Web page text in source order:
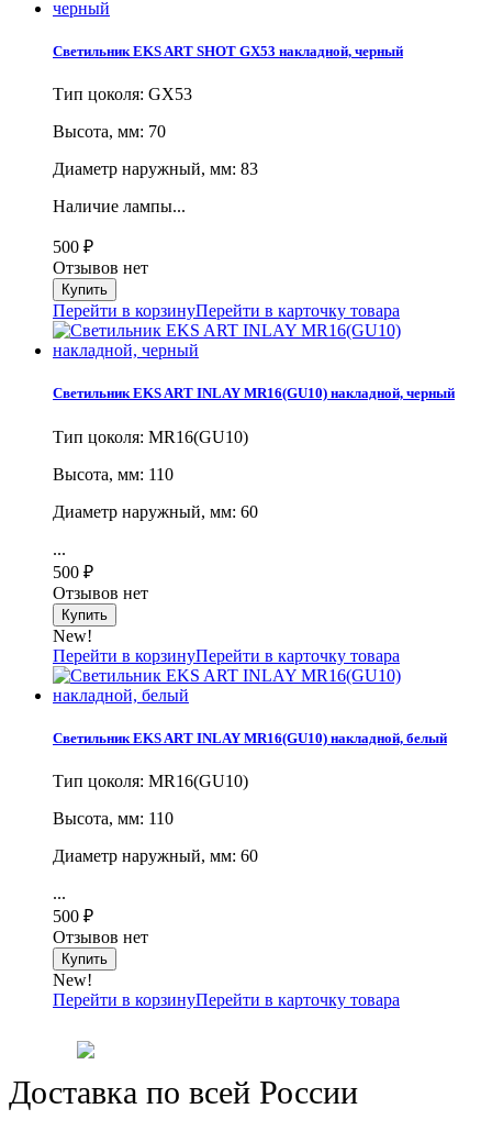
Светильник EKS ART SHOT GX53 накладной, черный
Тип цоколя: GX53
Высота, мм: 70
Диаметр наружный, мм: 83
Наличие лампы...
500 ₽
Отзывов нет
Перейти в корзинуПерейти в карточку товара
Светильник EKS ART INLAY MR16(GU10) накладной, черный
Тип цоколя: MR16(GU10)
Высота, мм: 110
Диаметр наружный, мм: 60
...
500 ₽
Отзывов нет
New!
Перейти в корзинуПерейти в карточку товара
Светильник EKS ART INLAY MR16(GU10) накладной, белый
Тип цоколя: MR16(GU10)
Высота, мм: 110
Диаметр наружный, мм: 60
...
500 ₽
Отзывов нет
New!
Перейти в корзинуПерейти в карточку товара
Доставка по всей России